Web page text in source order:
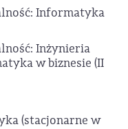
Informatyka
Inżynieria
w biznesie (II
w